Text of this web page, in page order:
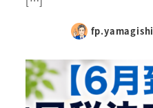
fp.yamagishi